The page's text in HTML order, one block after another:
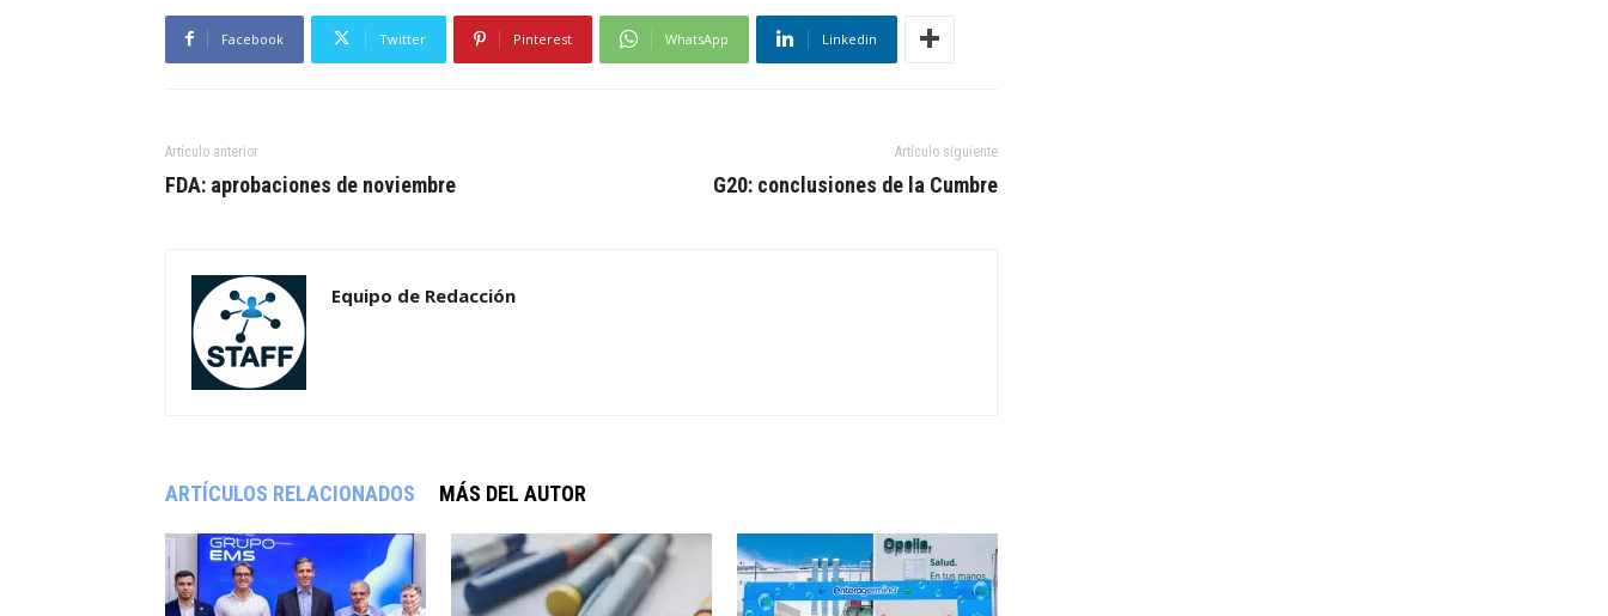
Facebook Twitter Pinterest WhatsApp Linkedin
Artículo anterior
FDA: aprobaciones de noviembre
Artículo siguiente
G20: conclusiones de la Cumbre
Equipo de Redacción
ARTÍCULOS RELACIONADOS MÁS DEL AUTOR